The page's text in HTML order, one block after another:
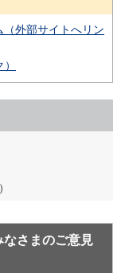
外部サイトへリン
なさまのご意見